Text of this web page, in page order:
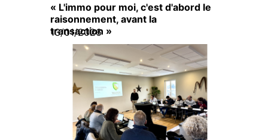
« L'immo pour moi, c'est d'abord le
raisonnement, avant la
transaction »
13/01/2026